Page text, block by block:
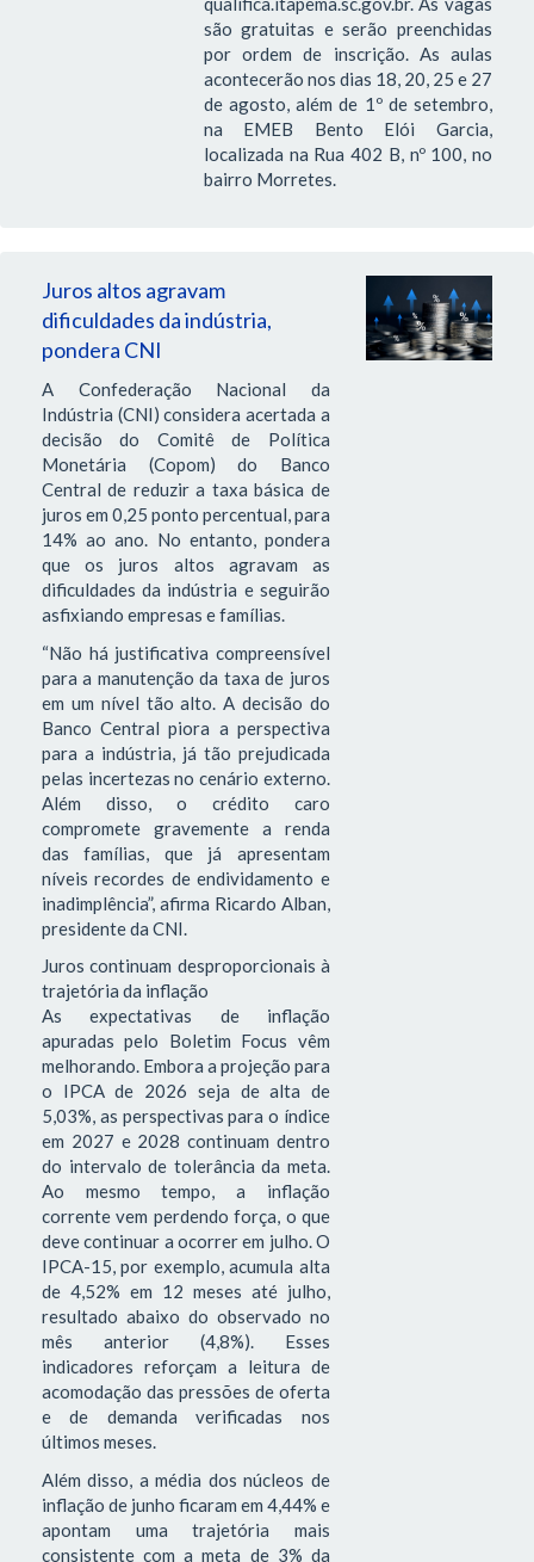
são gratuitas e serão preenchidas
por ordem de inscrição. As aulas
acontecerão nos dias 18, 20, 25 e 27
de agosto, além de 1º de setembro,
na EMEB Bento Elói Garcia,
localizada na Rua 402 B, nº 100, no
bairro Morretes.
Juros altos agravam
dificuldades da indústria,
pondera CNI
A Confederação Nacional da
Indústria (CNI) considera acertada a
decisão do Comitê de Política
Monetária (Copom) do Banco
Central de reduzir a taxa básica de
juros em 0,25 ponto percentual, para
14% ao ano. No entanto, pondera
que os juros altos agravam as
dificuldades da indústria e seguirão
asfixiando empresas e famílias.
“Não há justificativa compreensível
para a manutenção da taxa de juros
em um nível tão alto. A decisão do
Banco Central piora a perspectiva
para a indústria, já tão prejudicada
pelas incertezas no cenário externo.
Além disso, o crédito caro
compromete gravemente a renda
das famílias, que já apresentam
níveis recordes de endividamento e
inadimplência”, afirma Ricardo Alban,
presidente da CNI.
Juros continuam desproporcionais à
trajetória da inflação
As expectativas de inflação
apuradas pelo Boletim Focus vêm
melhorando. Embora a projeção para
o IPCA de 2026 seja de alta de
5,03%, as perspectivas para o índice
em 2027 e 2028 continuam dentro
do intervalo de tolerância da meta.
Ao mesmo tempo, a inflação
corrente vem perdendo força, o que
deve continuar a ocorrer em julho. O
IPCA-15, por exemplo, acumula alta
de 4,52% em 12 meses até julho,
resultado abaixo do observado no
mês anterior (4,8%). Esses
indicadores reforçam a leitura de
acomodação das pressões de oferta
e de demanda verificadas nos
últimos meses.
Além disso, a média dos núcleos de
inflação de junho ficaram em 4,44% e
apontam uma trajetória mais
consistente com a meta de 3% da